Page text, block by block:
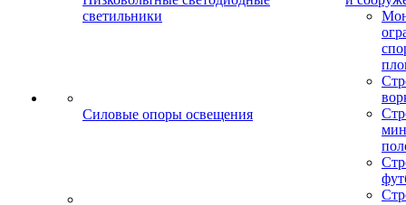
светильники
Силовые опоры освещения